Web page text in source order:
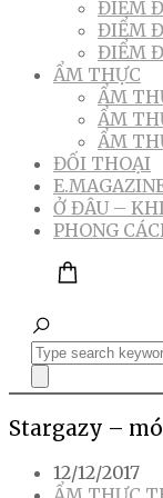
ĐIỂM
ĐIỂM
ĐIỂM
ẨM THỰC
ẨM
ẨM
ẨM
ĐỐI THOẠI
Ở ĐÂU –
PHONG
Stargazy –
12/12/2017